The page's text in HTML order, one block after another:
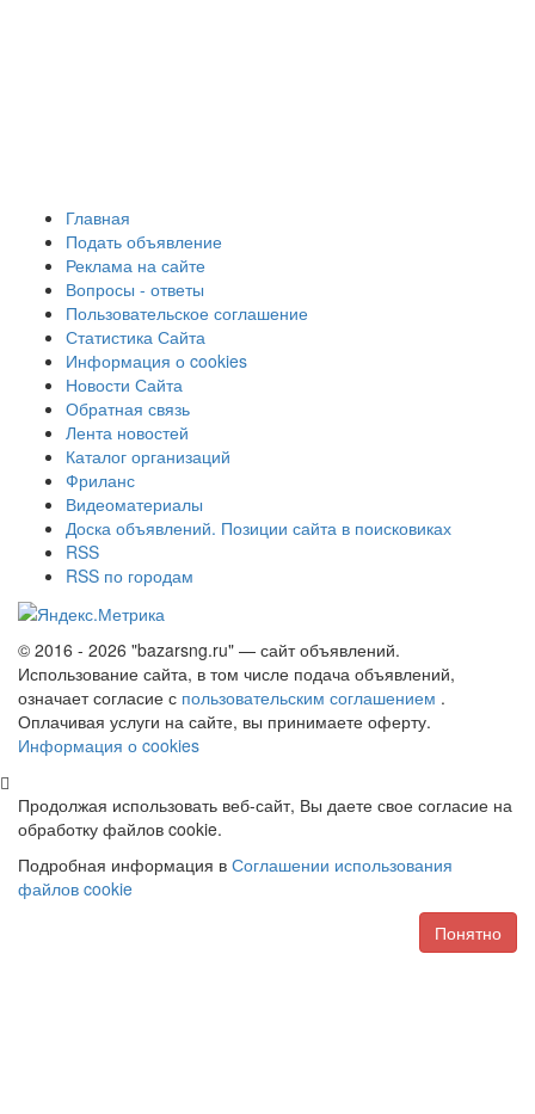
Главная
Подать объявление
Реклама на сайте
Вопросы - ответы
Пользовательское соглашение
Статистика Сайта
Информация о cookies
Новости Сайта
Обратная связь
Лента новостей
Каталог организаций
Фриланс
Видеоматериалы
Доска объявлений. Позиции сайта в поисковиках
RSS
RSS по городам
© 2016 - 2026 "bazarsng.ru" — сайт объявлений.
Использование сайта, в том числе подача объявлений,
означает согласие с пользовательским соглашением .
Оплачивая услуги на сайте, вы принимаете оферту.
Информация о cookies
Продолжая использовать веб-сайт, Вы даете свое согласие на
обработку файлов cookie.
Подробная информация в Соглашении использования
файлов cookie
Понятно